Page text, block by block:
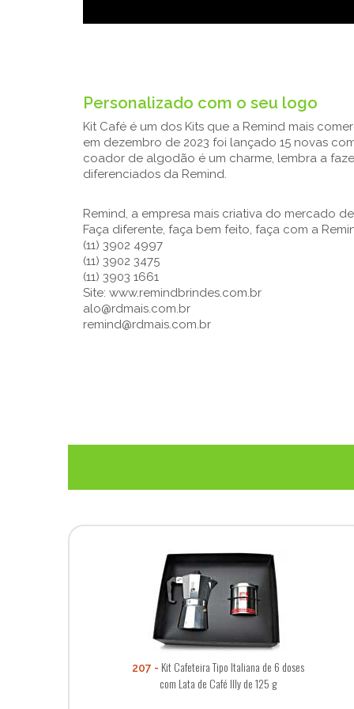
Personalizado com o seu logo
Kit Café é um dos Kits que a Remind mais
em dezembro de 2023 foi lançado 15 novas
coador de algodão é um charme, lembra a
diferenciados da Remind.
Remind, a empresa mais criativa do mercado
Faça diferente, faça bem feito, faça com a
(11) 3902 4997
(11) 3902 3475
(11) 3903 1661
Site: www.remindbrindes.com.br
alo@rdmais.com.br
remind@rdmais.com.br
207
Kit Cafeteira Tipo Italiana de 6 doses
com Lata de Café Illy de 125 g